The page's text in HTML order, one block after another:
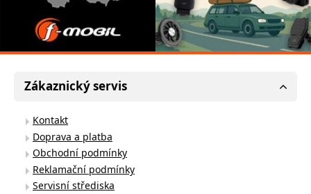
Zákaznický servis
Kontakt
Doprava a platba
Obchodní podmínky
Reklamační podmínky
Servisní střediska